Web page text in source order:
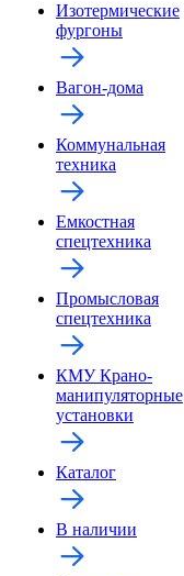
Изотермические
фургоны
Вагон-дома
Коммунальная
техника
Емкостная
спецтехника
Промысловая
спецтехника
КМУ Крано-
манипуляторные
установки
Каталог
В наличии